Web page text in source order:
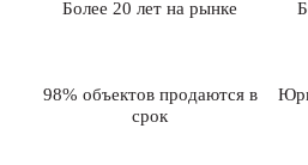
Более 20 лет на рынке
98% объектов продаются в
срок